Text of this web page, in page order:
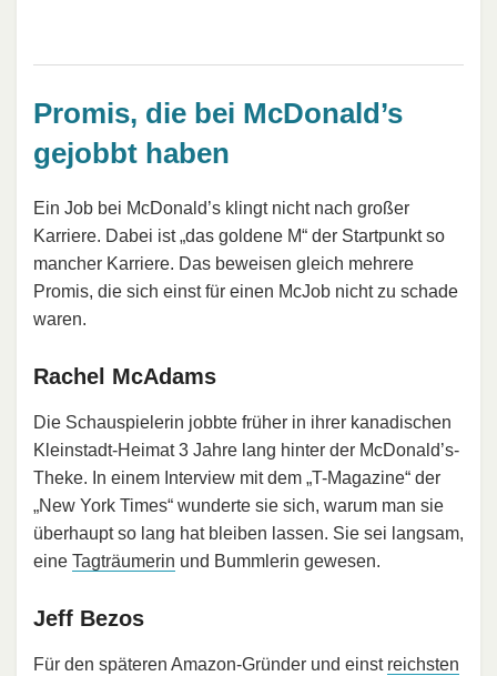
Promis, die bei McDonald’s
gejobbt haben
Ein Job bei McDonald’s klingt nicht nach großer
Karriere. Dabei ist „das goldene M“ der Startpunkt so
mancher Karriere. Das beweisen gleich mehrere
Promis, die sich einst für einen McJob nicht zu schade
waren.
Rachel McAdams
Die Schauspielerin jobbte früher in ihrer kanadischen
Kleinstadt-Heimat 3 Jahre lang hinter der McDonald’s-
Theke. In einem Interview mit dem „T-Magazine“ der
„New York Times“ wunderte sie sich, warum man sie
überhaupt so lang hat bleiben lassen. Sie sei langsam,
eine Tagträumerin und Bummlerin gewesen.
Jeff Bezos
Für den späteren Amazon-Gründer und einst reichsten